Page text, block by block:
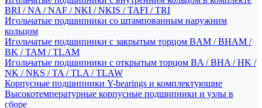
BRI / NA / NAF / NKI / NKIS / TAFI / TRI
Игольчатые подшипники со штампованным наружним
кольцом
Игольчатые подшипники с закрытым торцом BAM / BHAM /
BK / TAM / TLAM
Игольчатые подшипники с открытым торцом BA / BHA / HK /
NK / NKS / TA / TLA / TLAW
Корпусные подшипники Y-bearings и комплектующие
Высокотемпературные корпусные подшипники и узлы в
сборе